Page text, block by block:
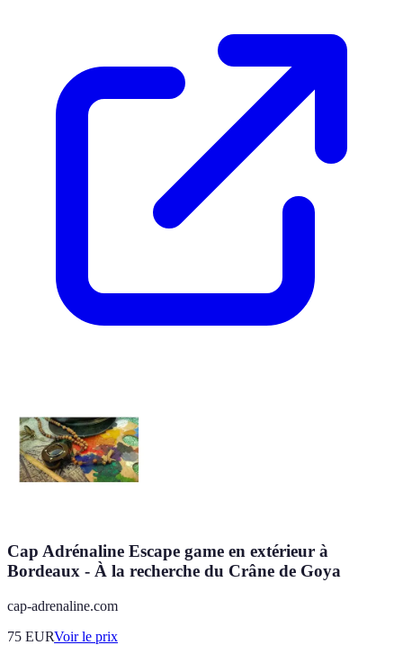
Cap Adrénaline Escape game en extérieur à
Bordeaux - À la recherche du Crâne de Goya
cap-adrenaline.com
75 EURVoir le prix